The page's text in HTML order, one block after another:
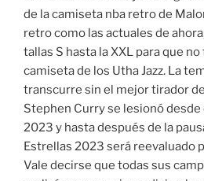
de la camiseta nba retro de
retro como las actuales de
tallas S hasta la XXL para que
camiseta de los Utha Jazz. La
transcurre sin el mejor tirador
Stephen Curry se lesionó
2023 y hasta después de la
Estrellas 2023 será reevaluado
Vale decirse que todas sus